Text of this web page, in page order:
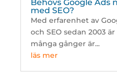
Behövs Google Ads
med SEO?
Med erfarenhet av
och SEO sedan 2003
många gånger är...
läs mer